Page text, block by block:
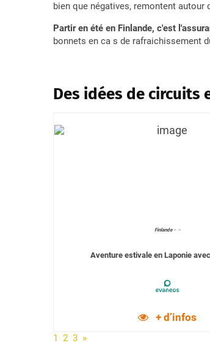
bien que négatives, remontent autour
Partir en été en Finlande, c'est
bonnets en ca s de rafraichissement
Des idées de circuits
Finlande– –
Aventure estivale en Laponie
+ d’infos
1 2 3 »